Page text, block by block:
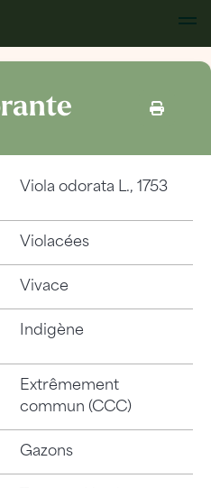
Viola odorata L., 1753
Violacées
Vivace
Indigène
Extrêmement
commun (CCC)
Gazons